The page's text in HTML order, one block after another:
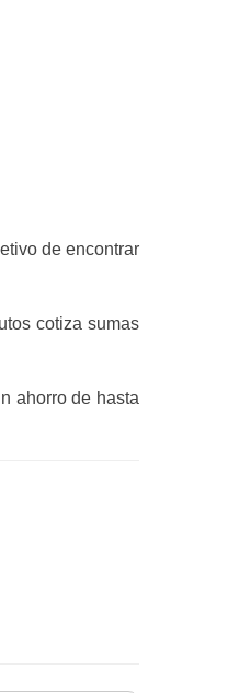
de encontrar
cotiza sumas
ahorro de hasta